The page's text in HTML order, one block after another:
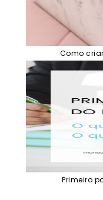
Como
Primeiro